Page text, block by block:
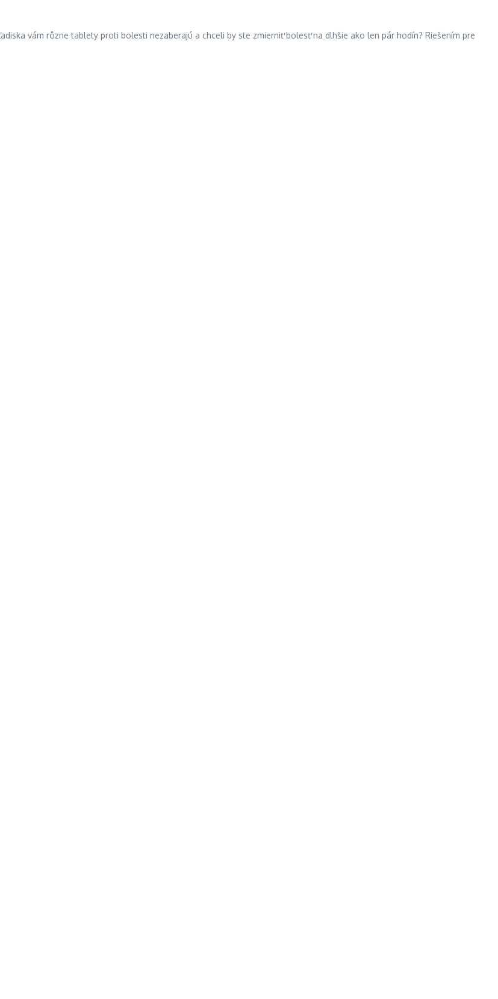
vám rôzne tablety proti bolesti nezaberajú a chceli by ste zmierniť bolesť na dlhšie ako len pár hodín? Riešením pre